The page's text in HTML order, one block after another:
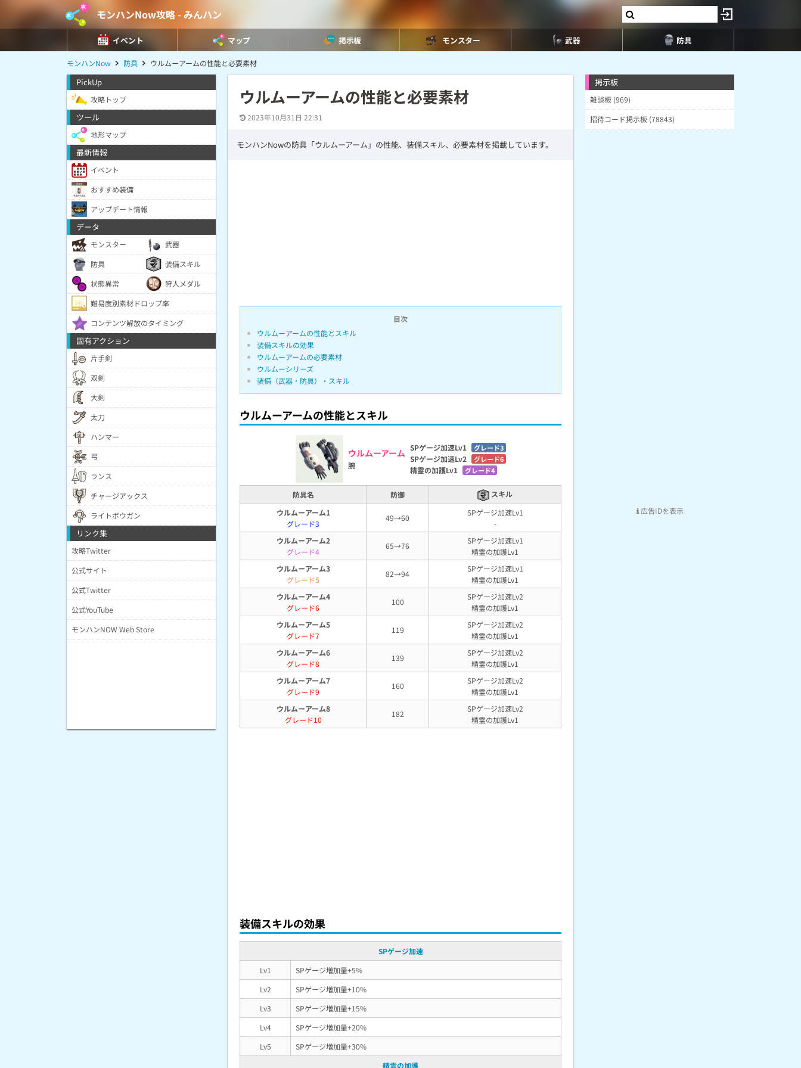
モンハンNow攻略 - みんハン
イベント マップ 掲示板 モンスター 武器 防具
モンハンNow 防具 ウルムーアームの性能と必要素材
ウルムーアームの性能と必要素材
2023年10月31日 22:31
モンハンNowの防具「ウルムーアーム」の性能、装備スキル、必要素材を掲載しています。
目次
ウルムーアームの性能とスキル
装備スキルの効果
ウルムーアームの必要素材
ウルムーシリーズ
装備（武器・防具）・スキル
ウルムーアームの性能とスキル
ウルムーアーム
腕
SPゲージ加速Lv1 グレード3
SPゲージ加速Lv2 グレード6
精霊の加護Lv1 グレード4
防具名 防御
スキル
ウルムーアーム1
グレード3
49→60
SPゲージ加速Lv1
-
ウルムーアーム2
グレード4
65→76
SPゲージ加速Lv1
精霊の加護Lv1
ウルムーアーム3
グレード5
82→94
SPゲージ加速Lv1
精霊の加護Lv1
ウルムーアーム4
グレード6
100
SPゲージ加速Lv2
精霊の加護Lv1
ウルムーアーム5
グレード7
119
SPゲージ加速Lv2
精霊の加護Lv1
ウルムーアーム6
グレード8
139
SPゲージ加速Lv2
精霊の加護Lv1
ウルムーアーム7
グレード9
160
SPゲージ加速Lv2
精霊の加護Lv1
ウルムーアーム8
グレード10
182
SPゲージ加速Lv2
精霊の加護Lv1
装備スキルの効果
SPゲージ加速
Lv1
SPゲージ増加量+5%
Lv2
SPゲージ増加量+10%
Lv3
SPゲージ増加量+15%
Lv4
SPゲージ増加量+20%
Lv5
SPゲージ増加量+30%
精霊の加護
PickUp
攻略トップ
ツール
地形マップ
最新情報
イベント
おすすめ装備
アップデート情報
データ
モンスター
武器
防具
装備スキル
状態異常
狩人メダル
難易度別素材ドロップ率
コンテンツ解放のタイミング
固有アクション
片手剣
双剣
大剣
太刀
ハンマー
弓
ランス
チャージアックス
ライトボウガン
リンク集
攻略Twitter
公式サイト
公式Twitter
公式YouTube
モンハンNOW Web Store
掲示板
雑談板 (969)
招待コード掲示板 (78843)
広告IDを表示